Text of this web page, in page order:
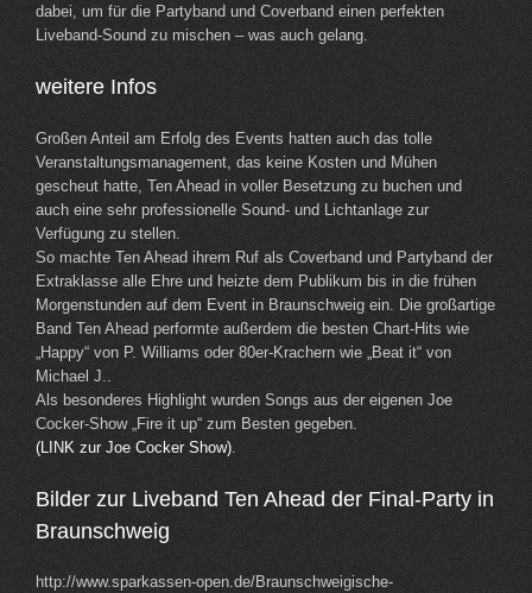
dabei, um für die Partyband und Coverband einen perfekten
Liveband-Sound zu mischen – was auch gelang.
weitere Infos
Großen Anteil am Erfolg des Events hatten auch das tolle
Veranstaltungsmanagement, das keine Kosten und Mühen
gescheut hatte, Ten Ahead in voller Besetzung zu buchen und
auch eine sehr professionelle Sound- und Lichtanlage zur
Verfügung zu stellen.
So machte Ten Ahead ihrem Ruf als Coverband und Partyband der
Extraklasse alle Ehre und heizte dem Publikum bis in die frühen
Morgenstunden auf dem Event in Braunschweig ein. Die großartige
Band Ten Ahead performte außerdem die besten Chart-Hits wie
„Happy“ von P. Williams oder 80er-Krachern wie „Beat it“ von
Michael J..
Als besonderes Highlight wurden Songs aus der eigenen Joe
Cocker-Show „Fire it up“ zum Besten gegeben.
(LINK zur Joe Cocker Show)
Bilder zur Liveband Ten Ahead der Final-Party in
Braunschweig
http://www.sparkassen-open.de/Braunschweigische-